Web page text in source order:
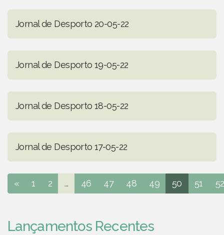
Jornal de Desporto 20-05-22
Jornal de Desporto 19-05-22
Jornal de Desporto 18-05-22
Jornal de Desporto 17-05-22
« 1 2 ... 46 47 48 49 50 51 52
Lançamentos Recentes